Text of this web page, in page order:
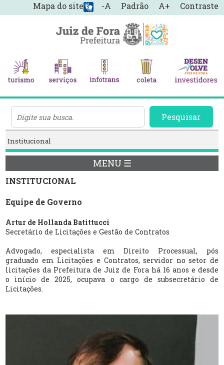
-A Padrão A+ Contraste
Mapa do site
Pesquisar
Institucional
MENU ☰
INSTITUCIONAL
Equipe de Governo
Artur de Hollanda Batittucci
Secretário de Licitações e Gestão de Contratos
Advogado, especialista em Direito Processual, pós
graduado em Licitações e Contratos, servidor no setor de
licitações da Prefeitura de Juiz de Fora há 16 anos e desde
o início de 2025, ocupava o cargo de subsecretário de
Licitações.